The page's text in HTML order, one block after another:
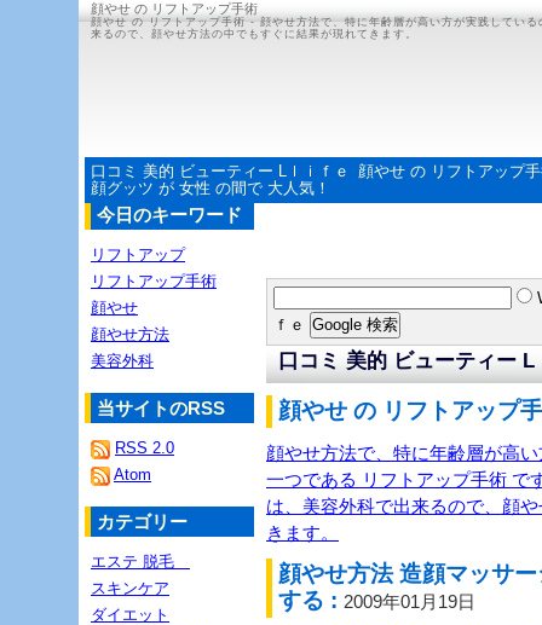
顔やせ の リフトアップ手術
顔やせ の リフトアップ手術 - 顔やせ方法で、特に年齢層が高い方が実践してい
来るので、顔やせ方法の中でもすぐに結果が現れてきます。
今日のキーワード
リフトアップ
リフトアップ手術
顔やせ
顔やせ方法
美容外科
当サイトのRSS
RSS 2.0
Atom
カテゴリー
エステ 脱毛
スキンケア
ダイエット
口コミ 美的 ビューティー Lｌｉｆｅ
顔やせ の リフトアップ
顔グッツ が 女性 の間で 大人気！
ｆｅ
口コミ 美的 ビューティー
顔やせ の リフトアップ
顔やせ方法で、特に年齢層が高
一つである リフトアップ手術 で
は、美容外科で出来るので、顔
きます。
顔やせ方法 造顔マッサ
する : 2009年01月19日